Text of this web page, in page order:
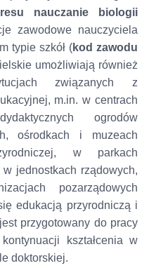
nauczanie biologii
zawodowe nauczyciela
typie szkół (kod zawodu
umożliwiają również
związanych z
m.in. w centrach
ogrodów
ośrodkach i muzeach
w parkach
jednostkach rządowych,
pozarządowych
edukacją przyrodniczą i
przygotowany do pracy
kształcenia w
doktorskiej.